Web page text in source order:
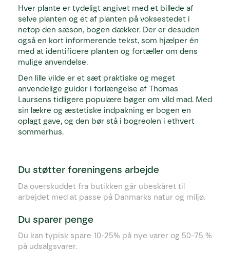
Hver plante er tydeligt angivet med et billede af
selve planten og et af planten på voksestedet i
netop den sæson, bogen dækker. Der er desuden
også en kort informerende tekst, som hjælper én
med at identificere planten og fortæller om dens
mulige anvendelse.
Den lille vilde er et sæt praktiske og meget
anvendelige guider i forlængelse af Thomas
Laursens tidligere populære bøger om vild mad. Med
sin lækre og æstetiske indpakning er bogen en
oplagt gave, og den bør stå i bogreolen i ethvert
sommerhus.
Du støtter foreningens arbejde
Da overskuddet fra butikken går ubeskåret til
arbejdet med at passe på Danmarks natur og miljø.
Du sparer penge
Du kan typisk spare 10-25% på nye varer og 50-75 %
på udsalgsvarer.